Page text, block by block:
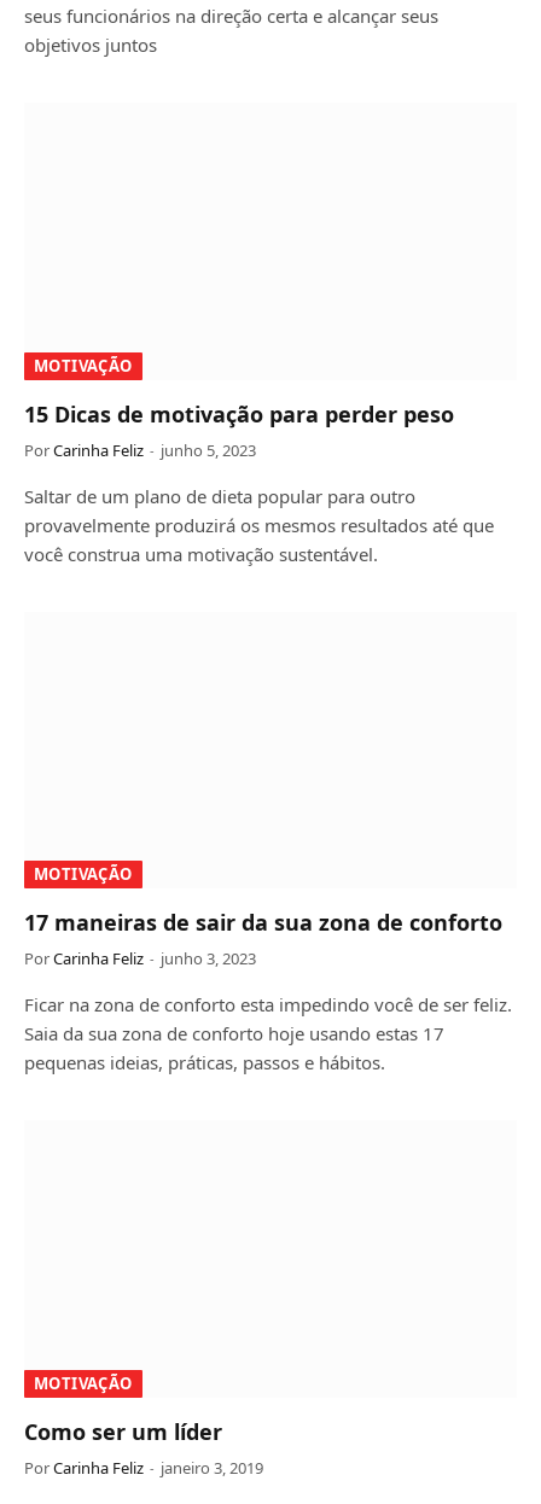
seus funcionários na direção certa e alcançar seus
objetivos juntos
MOTIVAÇÃO
15 Dicas de motivação para perder peso
PorCarinha Feliz junho 5, 2023
Saltar de um plano de dieta popular para outro
provavelmente produzirá os mesmos resultados até que
você construa uma motivação sustentável.
MOTIVAÇÃO
17 maneiras de sair da sua zona de conforto
PorCarinha Feliz junho 3, 2023
Ficar na zona de conforto esta impedindo você de ser feliz.
Saia da sua zona de conforto hoje usando estas 17
pequenas ideias, práticas, passos e hábitos.
MOTIVAÇÃO
Como ser um líder
PorCarinha Feliz janeiro 3, 2019